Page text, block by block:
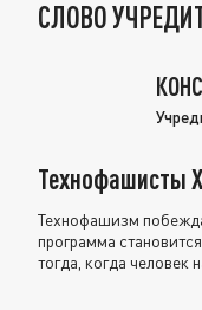
СЛОВО
Технофашисты
Технофашизм
программа
тогда, когда человек